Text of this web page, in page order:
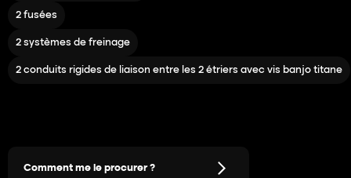
2 fusées
2 systèmes de freinage
2 conduits rigides de liaison entre les 2 étriers avec vis banjo titane
Comment me le procurer ?